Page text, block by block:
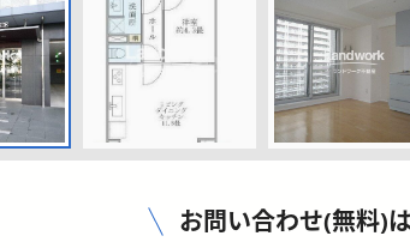
お問い合わせ(無料)